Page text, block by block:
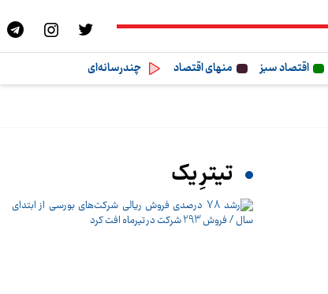
اقتصاد سبز منهای اقتصاد چندرسانه‌ای
تیترِ یک